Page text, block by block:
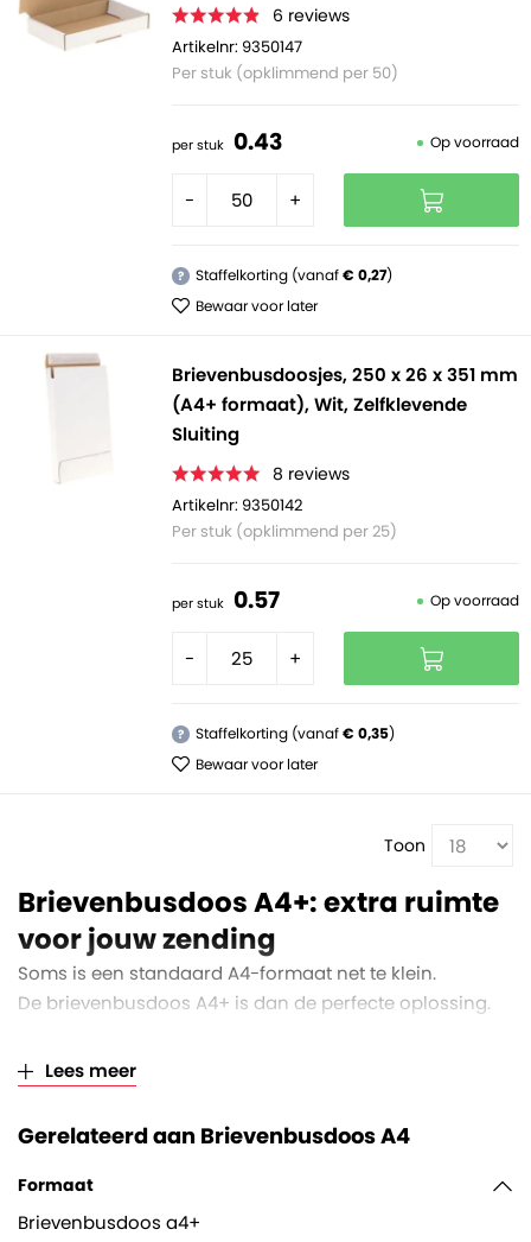
6 reviews
Artikelnr: 9350147
Per stuk (opklimmend per 50)
per stuk 0.43 Op voorraad
- +
? Staffelkorting (vanaf€ 0,27)
Bewaar voor later
Brievenbusdoosjes, 250 x 26 x 351 mm
(A4+ formaat), Wit, Zelfklevende
Sluiting
8 reviews
Artikelnr: 9350142
Per stuk (opklimmend per 25)
per stuk 0.57 Op voorraad
- +
? Staffelkorting (vanaf€ 0,35)
Bewaar voor later
Toon
Brievenbusdoos A4+: extra ruimte
voor jouw zending
Soms is een standaard A4-formaat net te klein.
De brievenbusdoos A4+ is dan de perfecte oplossing.
met een iets groter binnenformaat, zodat ook dikkere of
bredere artikelen probleemloos verzonden kunnen
worden.
- Meer ruimte dan een gewone A4-doos, zonder in te
Lees meer
Gerelateerd aan Brievenbusdoos A4
Formaat
Brievenbusdoos a4+